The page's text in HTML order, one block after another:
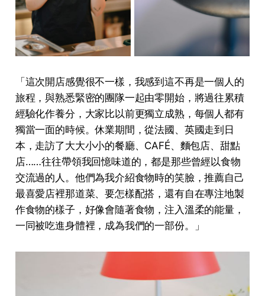
「這次開店感覺很不⼀樣，我感到這不再是⼀個⼈的
旅程，與熟悉緊密的團隊⼀起由零開始，將過往累積
經驗化作養分，⼤家⽐以前更獨⽴成熟，每個⼈都有
獨當⼀⾯的時候。休業期間，從法國、英國⾛到⽇
本，⾛訪了⼤⼤⼩⼩的餐廳、CAFÉ、麵包店、甜點
店……往往帶領我回憶味道的，都是那些曾經以⾷物
交流過的⼈。他們為我介紹⾷物時的笑臉，推薦⾃⼰
最喜愛店裡那道菜、要怎樣配搭，還有⾃在專注地製
作⾷物的樣⼦，好像會隨著⾷物，注⼊溫柔的能量，
⼀同被吃進⾝體裡，成為我們的⼀部份。」